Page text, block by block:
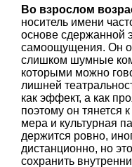
Во взрослом
носитель имени
основе сдержанной
самоощущения. Он
слишком шумные
которыми можно
лишней
как эффект, а как
поэтому он тянется
мера и культурная
держится ровно,
дистанционно, но
сохранить